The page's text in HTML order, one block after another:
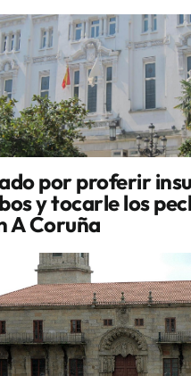
por proferir
y tocarle los
A Coruña